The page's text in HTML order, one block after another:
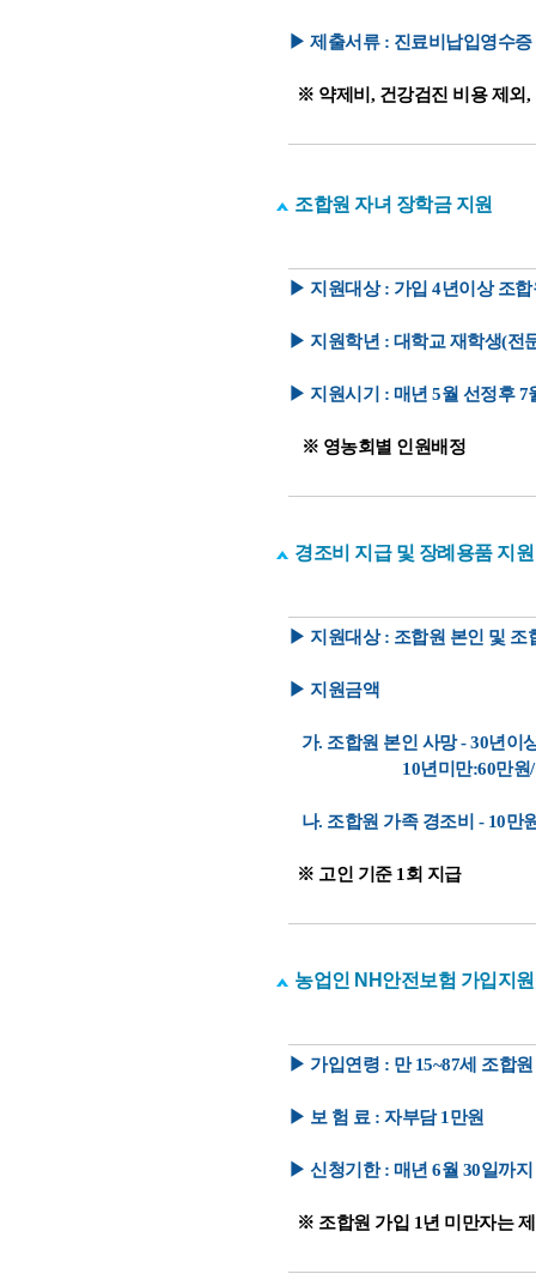
▶ 제출서류 : 진료비납입영수증
※ 약제비, 건강검진 비용 제외,
조합원 자녀 장학금 지원
▶ 지원대상 : 가입 4년이상 조
▶ 지원학년 : 대학교 재학생(전
▶ 지원시기 : 매년 5월 선정후 7
※ 영농회별 인원배정
경조비 지급 및 장례용품 지원
▶ 지원대상 : 조합원 본인 및 조
▶ 지원금액
가. 조합원 본인 사망 - 30년이
10년미만:60만원/ 5년
나. 조합원 가족 경조비 - 10만
※ 고인 기준 1회 지급
농업인 NH안전보험 가입지원
▶ 가입연령 : 만 15~87세 조합원
▶ 보 험 료 : 자부담 1만원
▶ 신청기한 : 매년 6월 30일까지
※ 조합원 가입 1년 미만자는